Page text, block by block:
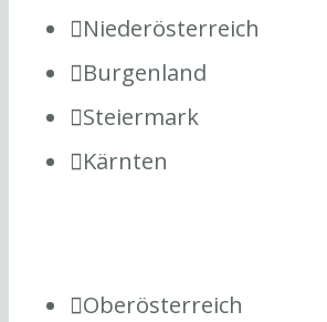
Niederösterreich
Burgenland
Steiermark
Kärnten
Oberösterreich